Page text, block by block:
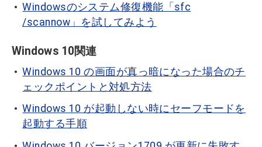
Windowsのシステム修復機能「sfc
/scannow」を試してみよう
Windows 10関連
Windows 10 の画面が真っ暗になった場合のチ
ェックポイントと対処方法
Windows 10 が起動しない時にセーフモードを
起動する手順